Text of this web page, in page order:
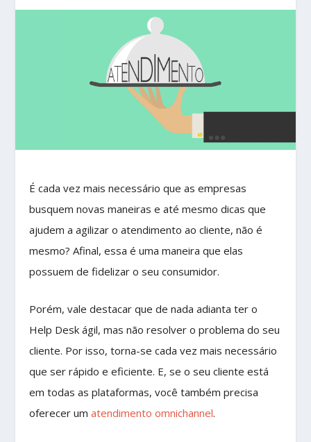
É cada vez mais necessário que as empresas
busquem novas maneiras e até mesmo dicas que
ajudem a agilizar o atendimento ao cliente, não é
mesmo? Afinal, essa é uma maneira que elas
possuem de fidelizar o seu consumidor.
Porém, vale destacar que de nada adianta ter o
Help Desk ágil, mas não resolver o problema do seu
cliente. Por isso, torna-se cada vez mais necessário
que ser rápido e eficiente. E, se o seu cliente está
em todas as plataformas, você também precisa
oferecer umatendimento omnichannel.